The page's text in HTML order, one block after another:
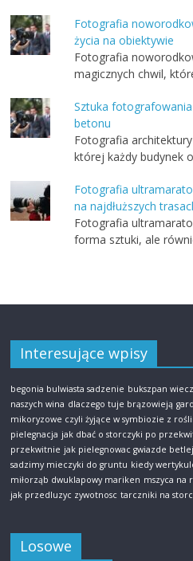
Fotografia
życia na obiektywie
Fotografia
magicznych chwil,
Sztuka
betonu
Fotografia
której każdy budynek
Fotografia
na najdłuższych
Fotografia
forma sztuki, ale
Interesujące wpisy
begonia bulwiasta sadzenie bukszpan
naszych wina dlaczego tuje brązowieją
mikoryzowe czyli żyjące w symbiozie z
pielegnacja jak dbać o storczyki po
przekwitnie jak pielegnowac gwiazde
sadzimy mieczyki do gruntu kiedy
miłorząb dwuklapowy mariken mszyca na
jak przedluzyc zywotnosc tarczniki na
Losowe